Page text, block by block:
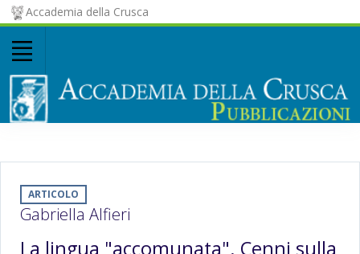
Accademia della Crusca
ARTICOLO
Gabriella Alfieri
La lingua "accomunata". Cenni sulla